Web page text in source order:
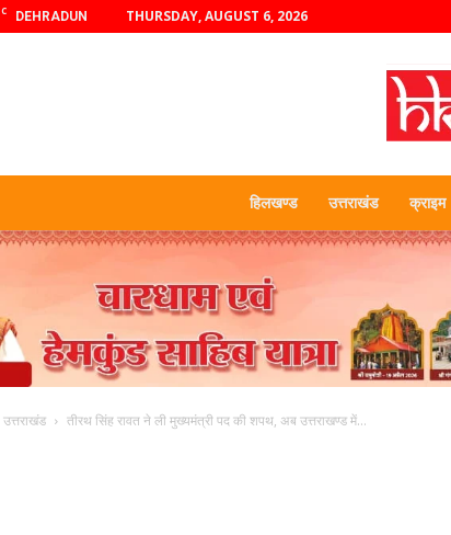
C DEHRADUN THURSDAY, AUGUST 6, 2026
हिलखण्ड उत्तराखंड क्राइम
उत्तराखंड तीरथ सिंह रावत ने ली मुख्यमंत्री पद की शपथ, अब उत्तराखण्ड में...